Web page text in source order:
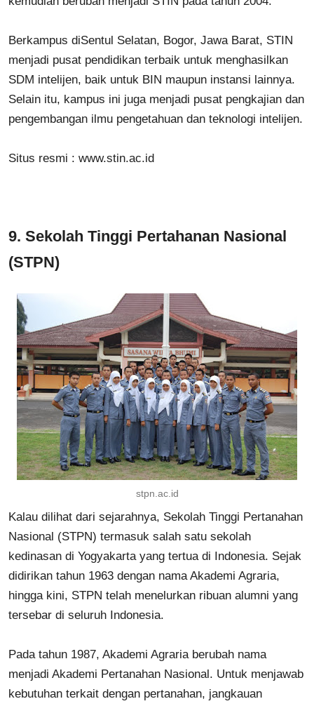
Berkampus diSentul Selatan, Bogor, Jawa Barat, STIN
menjadi pusat pendidikan terbaik untuk menghasilkan
SDM intelijen, baik untuk BIN maupun instansi lainnya.
Selain itu, kampus ini juga menjadi pusat pengkajian dan
pengembangan ilmu pengetahuan dan teknologi intelijen.
Situs resmi : www.stin.ac.id
9. Sekolah Tinggi Pertahanan Nasional
(STPN)
stpn.ac.id
Kalau dilihat dari sejarahnya, Sekolah Tinggi Pertanahan
Nasional (STPN) termasuk salah satu sekolah
kedinasan di Yogyakarta yang tertua di Indonesia. Sejak
didirikan tahun 1963 dengan nama Akademi Agraria,
hingga kini, STPN telah menelurkan ribuan alumni yang
tersebar di seluruh Indonesia.
Pada tahun 1987, Akademi Agraria berubah nama
menjadi Akademi Pertanahan Nasional. Untuk menjawab
kebutuhan terkait dengan pertanahan, jangkauan